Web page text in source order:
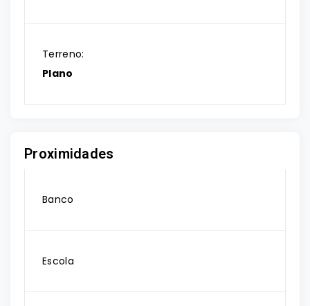
Terreno:
Plano
Proximidades
Banco
Escola